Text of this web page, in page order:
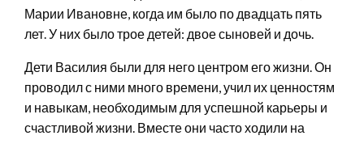
Марии Ивановне, когда им было по двадцать пять
лет. У них было трое детей: двое сыновей и дочь.
Дети Василия были для него центром его жизни. Он
проводил с ними много времени, учил их ценностям
и навыкам, необходимым для успешной карьеры и
счастливой жизни. Вместе они часто ходили на